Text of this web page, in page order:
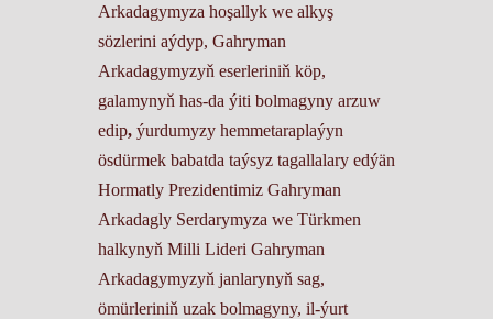
Arkadagymyza hoşallyk we alkyş
sözlerini aýdyp, Gahryman
Arkadagymyzyň eserleriniň köp,
galamynyň has-da ýiti bolmagyny arzuw
edip, ýurdumyzy hemmetaraplaýyn
ösdürmek babatda taýsyz tagallalary edýän
Hormatly Prezidentimiz Gahryman
Arkadagly Serdarymyza we Türkmen
halkynyň Milli Lideri Gahryman
Arkadagymyzyň janlarynyň sag,
ömürleriniň uzak bolmagyny, il-ýurt